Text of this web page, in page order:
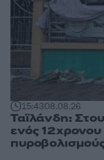
15:4308.08.26
Ταϊλάνδη:
ενός 12χρονου